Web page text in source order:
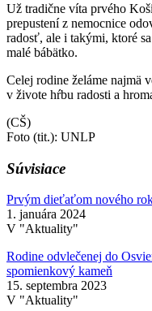
Už tradične víta prvého
prepustení z nemocnice
radosť, ale i takými, ktoré
malé bábätko.
Celej rodine želáme najmä
v živote hŕbu radosti a
(CŠ)
Foto (tit.): UNLP
Súvisiace
Prvým dieťaťom nového
1. januára 2024
V "Aktuality"
Rodine odvlečenej do
spomienkový kameň
15. septembra 2023
V "Aktuality"